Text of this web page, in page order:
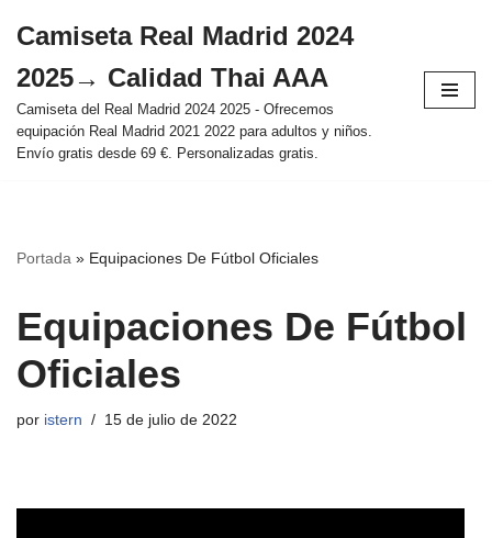
al
contenido
Camiseta Real Madrid 2024
2025→ Calidad Thai AAA
Camiseta del Real Madrid 2024 2025 - Ofrecemos
equipación Real Madrid 2021 2022 para adultos y niños.
Envío gratis desde 69 €. Personalizadas gratis.
Portada » Equipaciones De Fútbol Oficiales
Equipaciones De Fútbol
Oficiales
por istern 15 de julio de 2022